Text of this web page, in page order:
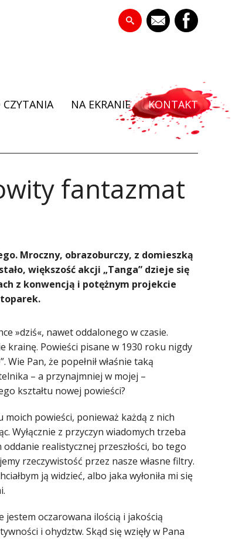
CZYTANIA NA EKRANIE KONTAKT
fantazmat
Mroczny, obrazoburczy, z domieszką
większość akcji „Tanga” dzieje się
z konwencją i potężnym projekcie
»dziś«, nawet oddalonego w czasie.
krainę. Powieści pisane w 1930 roku nigdy
Pan, że popełnił właśnie taką
– a przynajmniej w mojej –
kształtu nowej powieści?
powieści, ponieważ każdą z nich
Wyłącznie z przyczyn wiadomych trzeba
realistycznej przeszłości, bo tego
rzeczywistość przez nasze własne filtry.
ją widzieć, albo jaka wyłoniła mi się
jestem oczarowana ilością i jakością
i ohydztw. Skąd się wzięły w Pana